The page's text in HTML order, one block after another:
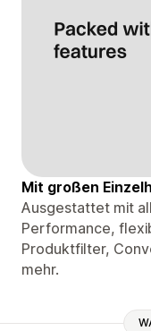
Mit großen
Ausgestattet mit
Performance,
Produktfilter,
mehr.